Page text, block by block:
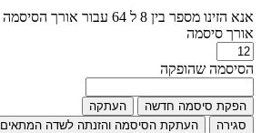
אנא הזינו מספר בין 8 ל 64 עבור אורך הסיסמה המבוקש.
אורך סיסמה
הסיסמה שהופקה
הפקת סיסמה חדשה
העתקה
סגירה
העתקת הסיסמה והזנתה לשדה המתאים